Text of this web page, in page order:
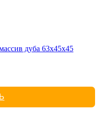
дуба 63х45х45